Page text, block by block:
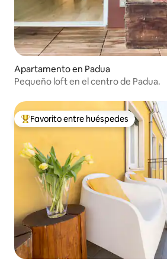
Apartamento en Padua
Pequeño loft en el centro de Padua.
Favorito entre huéspedes preferido
Favorito entre huéspedes